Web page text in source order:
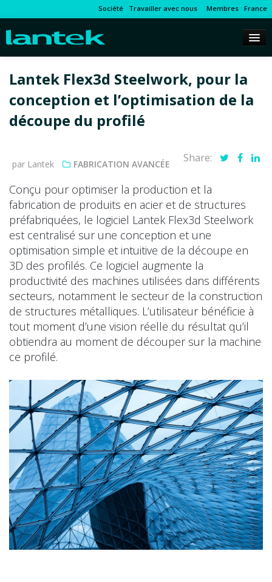
Société Travailler avec nous Membres France
Lantek Flex3d Steelwork, pour la
conception et l’optimisation de la
découpe du profilé
par Lantek FABRICATION AVANCÉE Share:
Conçu pour optimiser la production et la
fabrication de produits en acier et de structures
préfabriquées, le logiciel Lantek Flex3d Steelwork
est centralisé sur une conception et une
optimisation simple et intuitive de la découpe en
3D des profilés. Ce logiciel augmente la
productivité des machines utilisées dans différents
secteurs, notamment le secteur de la construction
de structures métalliques. L’utilisateur bénéficie à
tout moment d’une vision réelle du résultat qu’il
obtiendra au moment de découper sur la machine
ce profilé.